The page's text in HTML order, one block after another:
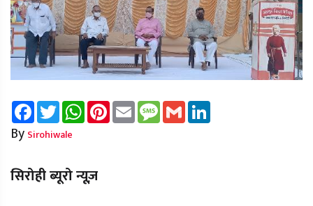
FacebookTwitterWhatsAppPinterest
Email Message
Gmail
By Sirohiwale
सिरोही ब्यूरो न्यूज़